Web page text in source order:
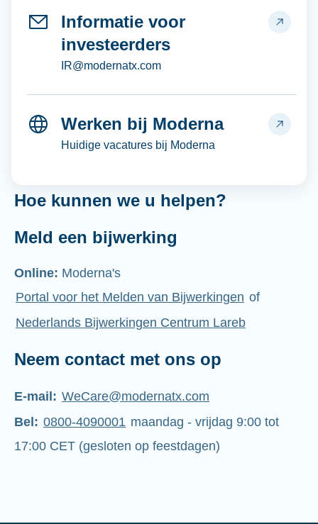
Informatie voor
investeerders
IR@modernatx.com
Werken bij Moderna
Huidige vacatures bij Moderna
Hoe kunnen we u helpen?
Meld een bijwerking
Online: Moderna's
Portal voor het Melden van Bijwerkingen of
Nederlands Bijwerkingen Centrum Lareb
Neem contact met ons op
E-mail: WeCare@modernatx.com
Bel: 0800-4090001 maandag - vrijdag 9:00 tot
17:00 CET (gesloten op feestdagen)